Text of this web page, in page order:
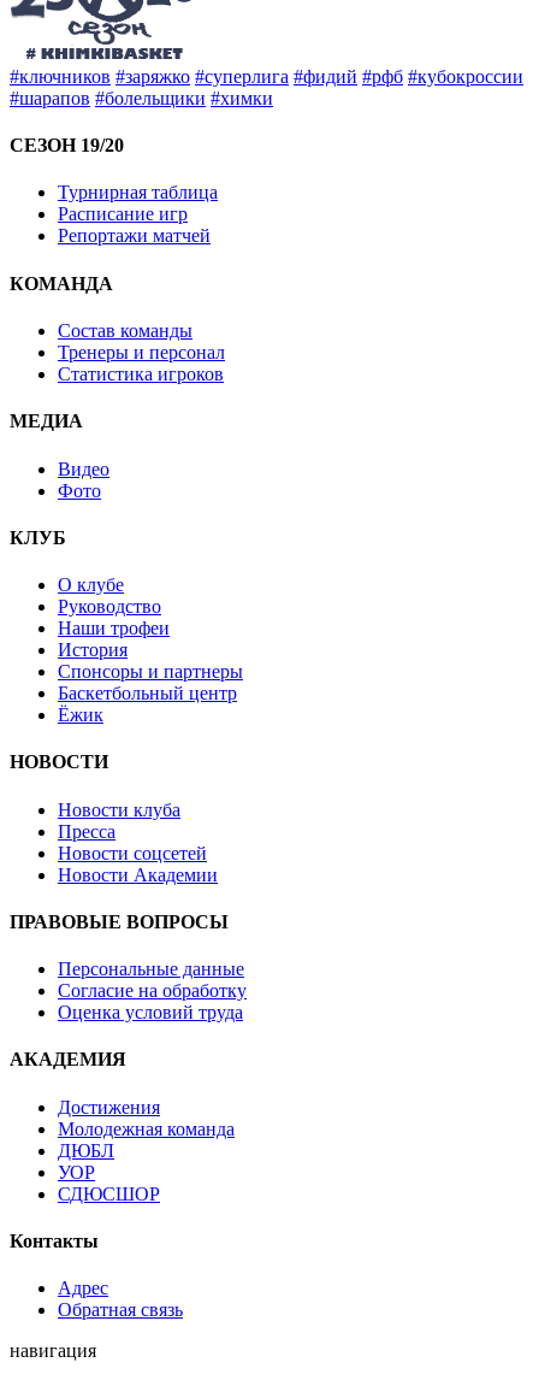
#ключников #заряжко #суперлига #фидий #рфб #кубокроссии
#шарапов #болельщики #химки
СЕЗОН 19/20
Турнирная таблица
Расписание игр
Репортажи матчей
КОМАНДА
Состав команды
Тренеры и персонал
Статистика игроков
МЕДИА
Видео
Фото
КЛУБ
О клубе
Руководство
Наши трофеи
История
Спонсоры и партнеры
Баскетбольный центр
Ёжик
НОВОСТИ
Новости клуба
Пресса
Новости соцсетей
Новости Академии
ПРАВОВЫЕ ВОПРОСЫ
Персональные данные
Согласие на обработку
Оценка условий труда
АКАДЕМИЯ
Достижения
Молодежная команда
ДЮБЛ
УОР
СДЮСШОР
Контакты
Адрес
Обратная связь
навигация